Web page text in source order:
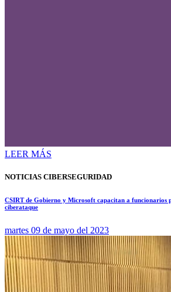
LEER MÁS
NOTICIAS CIBERSEGURIDAD
CSIRT de Gobierno y Microsoft capacitan a funcionarios
ciberataque
martes 09 de mayo del 2023